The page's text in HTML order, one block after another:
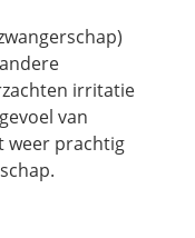
irritatie
van
weer prachtig